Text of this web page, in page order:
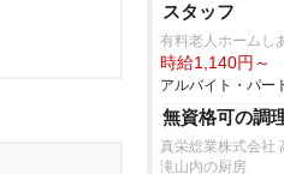
スタッフ
有料老人ホームし
時給1,140円～
アルバイト・パー
無資格可の調
真栄総業株式会社
滝山内の厨房